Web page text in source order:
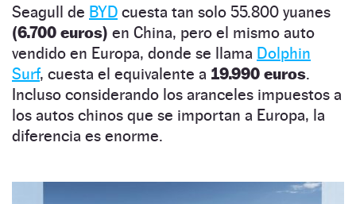
Seagull de BYD cuesta tan solo 55.800 yuanes
(6.700 euros) en China, pero el mismo auto
vendido en Europa, donde se llama Dolphin
Surf, cuesta el equivalente a 19.990 euros.
Incluso considerando los aranceles impuestos a
los autos chinos que se importan a Europa, la
diferencia es enorme.